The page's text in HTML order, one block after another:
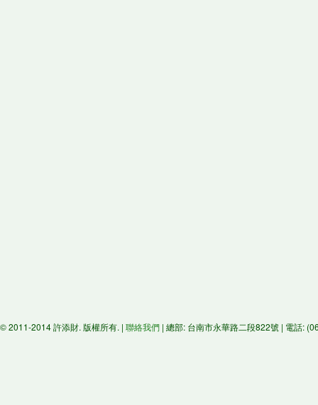
© 2011-2014 許添財. 版權所有. | 聯絡我們 | 總部: 台南市永華路二段822號 | 電話: